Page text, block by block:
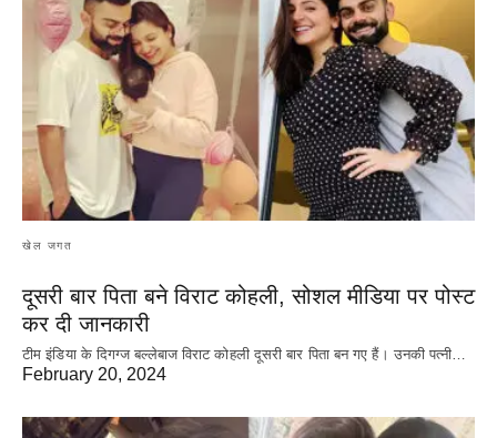
खेल जगत
दूसरी बार‌ पिता बने विराट कोहली, सोशल मीडिया पर पोस्ट
कर दी‌ जानकारी
टीम इंडिया के दिगग्ज बल्लेबाज विराट कोहली दूसरी बार पिता बन गए हैं। उनकी पत्नी…
February 20, 2024